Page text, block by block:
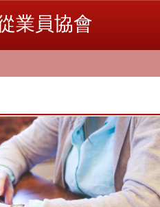
業員協會